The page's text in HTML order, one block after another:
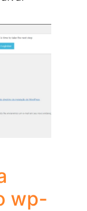
wp-